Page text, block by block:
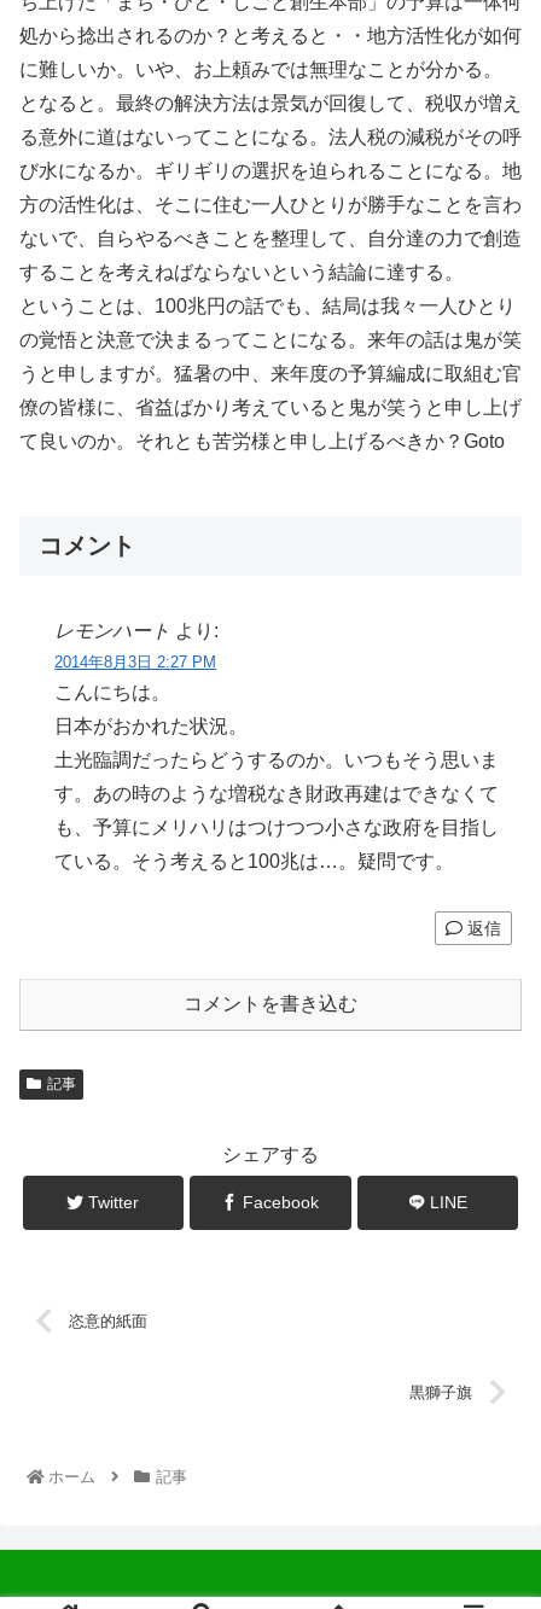
処から捻出されるのか？と考えると・・地方活性化が如何
に難しいか。いや、お上頼みでは無理なことが分かる。
となると。最終の解決方法は景気が回復して、税収が増え
る意外に道はないってことになる。法人税の減税がその呼
び水になるか。ギリギリの選択を迫られることになる。地
方の活性化は、そこに住む一人ひとりが勝手なことを言わ
ないで、自らやるべきことを整理して、自分達の力で創造
することを考えねばならないという結論に達する。
ということは、100兆円の話でも、結局は我々一人ひとり
の覚悟と決意で決まるってことになる。来年の話は鬼が笑
うと申しますが。猛暑の中、来年度の予算編成に取組む官
僚の皆様に、省益ばかり考えていると鬼が笑うと申し上げ
て良いのか。それとも苦労様と申し上げるべきか？Goto
コメント
レモンハート より:
2014年8月3日 2:27 PM
こんにちは。
日本がおかれた状況。
土光臨調だったらどうするのか。いつもそう思いま
す。あの時のような増税なき財政再建はできなくて
も、予算にメリハリはつけつつ小さな政府を目指し
ている。そう考えると100兆は…。疑問です。
返信
コメントを書き込む
記事
シェアする
Twitter Facebook LINE
恣意的紙面
黒獅子旗
ホーム 記事